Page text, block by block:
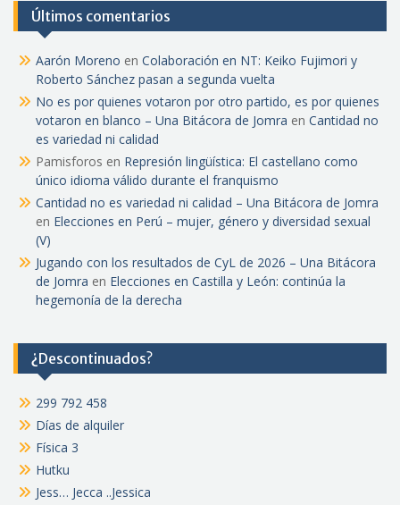
Últimos comentarios
Aarón Moreno en Colaboración en NT: Keiko Fujimori y
Roberto Sánchez pasan a segunda vuelta
No es por quienes votaron por otro partido, es por quienes
votaron en blanco – Una Bitácora de Jomra en Cantidad no
es variedad ni calidad
Pamisforos en Represión lingüística: El castellano como
único idioma válido durante el franquismo
Cantidad no es variedad ni calidad – Una Bitácora de Jomra
en Elecciones en Perú – mujer, género y diversidad sexual
(V)
Jugando con los resultados de CyL de 2026 – Una Bitácora
de Jomra en Elecciones en Castilla y León: continúa la
hegemonía de la derecha
¿Descontinuados?
299 792 458
Días de alquiler
Física 3
Hutku
Jess… Jecca ..Jessica